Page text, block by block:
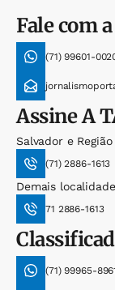
Fale com
(71) 99601-
AssineA
Salvador e
(71) 2886-1613
Demais
71 2886-1613
(71) 99965-